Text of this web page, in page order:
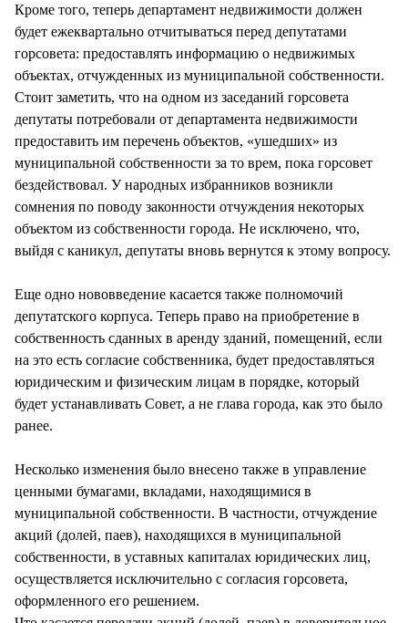
Кроме того, теперь департамент недвижимости должен
будет ежеквартально отчитываться перед депутатами
горсовета: предоставлять информацию о недвижимых
объектах, отчужденных из муниципальной собственности.
Стоит заметить, что на одном из заседаний горсовета
депутаты потребовали от департамента недвижимости
предоставить им перечень объектов, «ушедших» из
муниципальной собственности за то врем, пока горсовет
бездействовал. У народных избранников возникли
сомнения по поводу законности отчуждения некоторых
объектом из собственности города. Не исключено, что,
выйдя с каникул, депутаты вновь вернутся к этому вопросу.
Еще одно нововведение касается также полномочий
депутатского корпуса. Теперь право на приобретение в
собственность сданных в аренду зданий, помещений, если
на это есть согласие собственника, будет предоставляться
юридическим и физическим лицам в порядке, который
будет устанавливать Совет, а не глава города, как это было
ранее.
Несколько изменения было внесено также в управление
ценными бумагами, вкладами, находящимися в
муниципальной собственности. В частности, отчуждение
акций (долей, паев), находящихся в муниципальной
собственности, в уставных капиталах юридических лиц,
осуществляется исключительно с согласия горсовета,
оформленного его решением.